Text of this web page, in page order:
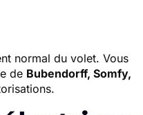
normal du volet. Vous
de Bubendorff, Somfy,